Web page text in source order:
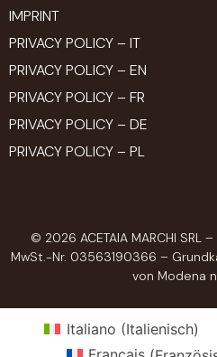
IMPRINT
PRIVACY POLICY – IT
PRIVACY POLICY – EN
PRIVACY POLICY – FR
PRIVACY POLICY – DE
PRIVACY POLICY – PL
© 2026 ACETAIA MARCHI
MwSt.-Nr. 03563190366 –
von Modena
Italiano (Italienisch)